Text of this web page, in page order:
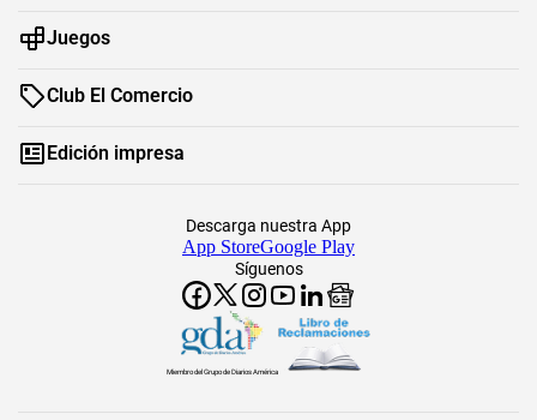
Juegos
Club El Comercio
Edición impresa
Síguenos
Descarga nuestra App
App StoreGoogle Play
Miembro del Grupo de Diarios América